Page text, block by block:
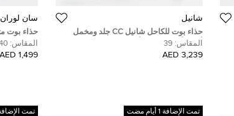
شانيل
حذاء بوت للكاحل شانيل CC جلد ومخمل
أبيض/أسود مقدمة أصابع مقاس 39
المقاس: 39
3,239 AED
سان لوران
حذاء بوت
38.5 شامواه أسود
المقاس:
1,499 AED
تمت الإضافة 1 أيام مضت تمت الإضافة 1 أيام